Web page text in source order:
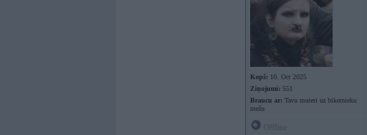
Kopš: 10. Oct 2025
Ziņojumi: 551
Braucu ar: Tavu muteri uz bikernieku
mežu